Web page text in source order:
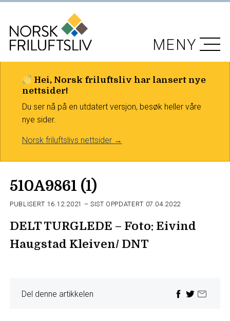
Hei, Norsk friluftsliv har lansert nye
nettsider!
Du ser nå på en utdatert versjon, besøk heller våre
nye sider.
Norsk friluftslivs nettsider →
MENY
510A9861 (1)
PUBLISERT 16.12.2021 – SIST OPPDATERT 07.04.2022
DELT TURGLEDE – Foto: Eivind
Haugstad Kleiven/ DNT
Del denne artikkelen